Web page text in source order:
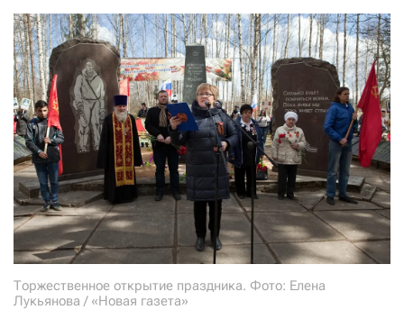
Торжественное открытие праздника. Фото: Елена
Лукьянова / «Новая газета»